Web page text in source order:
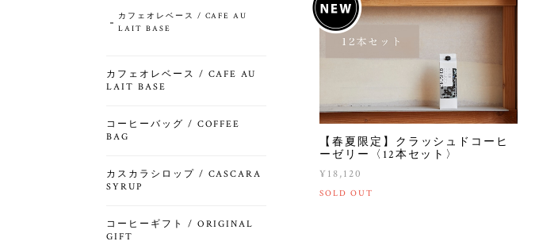
【春夏限定】クラッシュドコーヒ
ーゼリー〈12本セット〉
¥18,120
SOLD OUT
カフェオレベース / CAFE AU
LAIT BASE
カフェオレベース / CAFE AU
LAIT BASE
コーヒーバッグ / COFFEE
BAG
カスカラシロップ / CASCARA
SYRUP
コーヒーギフト / ORIGINAL
GIFT